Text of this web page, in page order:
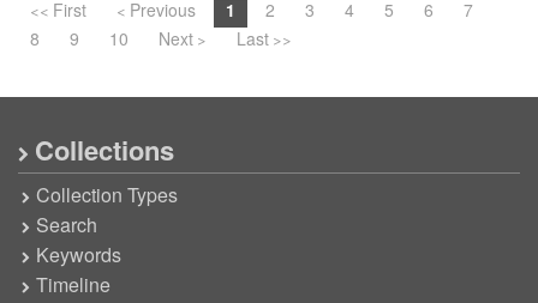
<< First < Previous 1 2 3 4 5 6
7
8
9 10 Next > Last >>
Collections
Collection Types
Search
Keywords
Timeline